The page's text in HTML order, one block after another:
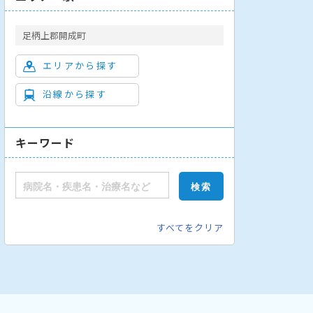
足柄上郡開成町
エリアから探す
沿線から探す
キーワード
すべてをクリア